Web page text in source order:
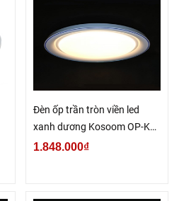
Đèn ốp trần tròn viền led
xanh dương Kosoom OP-KS-
APL-22/45-X-ĐM
1.848.000₫